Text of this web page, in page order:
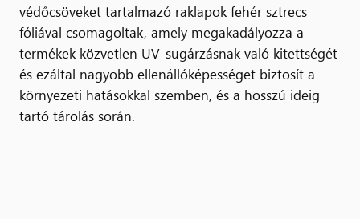
védőcsöveket tartalmazó raklapok fehér sztrecs
fóliával csomagoltak, amely megakadályozza a
termékek közvetlen UV-sugárzásnak való kitettségét
és ezáltal nagyobb ellenállóképességet biztosít a
környezeti hatásokkal szemben, és a hosszú ideig
tartó tárolás során.